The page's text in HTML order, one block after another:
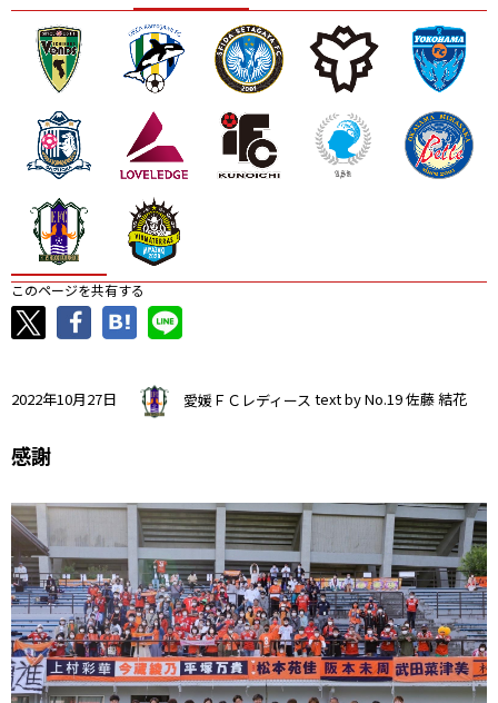
ニッパツ 名古屋 静岡 愛媛Ｌ
このページを共有する
2022年10月27日 愛媛ＦＣレディース text by No.19 佐藤 結花
感謝